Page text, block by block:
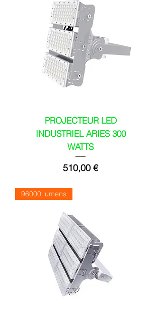
PROJECTEUR LED
INDUSTRIEL ARIES 300
WATTS
Prix
510,00 €
96000 lumens